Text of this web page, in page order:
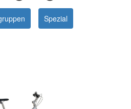
Spezial